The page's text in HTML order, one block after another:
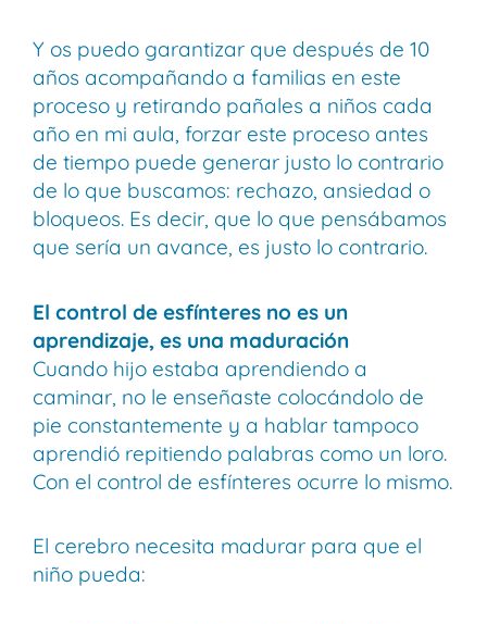
Y os puedo garantizar que después de 10
años acompañando a familias en este
proceso y retirando pañales a niños cada
año en mi aula, forzar este proceso antes
de tiempo puede generar justo lo contrario
de lo que buscamos: rechazo, ansiedad o
bloqueos. Es decir, que lo que pensábamos
que sería un avance, es justo lo contrario.
El control de esfínteres no es un
aprendizaje, es una maduración
Cuando hijo estaba aprendiendo a
caminar, no le enseñaste colocándolo de
pie constantemente y a hablar tampoco
aprendió repitiendo palabras como un loro.
Con el control de esfínteres ocurre lo mismo.
El cerebro necesita madurar para que el
niño pueda: